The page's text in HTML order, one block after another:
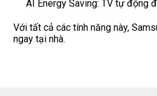
AI Energy Saving: TV tự động
Với tất cả các tính năng này,
ngay tại nhà.